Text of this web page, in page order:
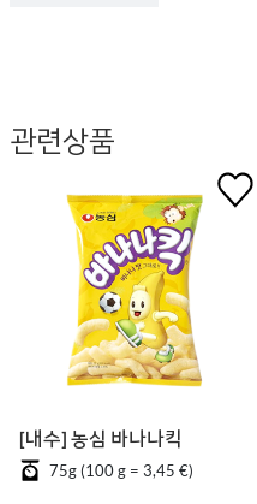
관련상품
[내수] 농심 바나나킥
75g (100 g = 3,45 €)